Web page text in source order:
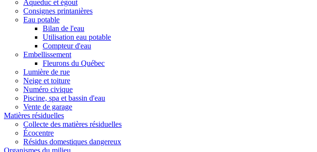
Aqueduc et égout
Consignes printanières
Eau potable
Bilan de l'eau
Utilisation eau potable
Compteur d'eau
Embellissement
Fleurons du Québec
Lumière de rue
Neige et toiture
Numéro civique
Piscine, spa et bassin d'eau
Vente de garage
Matières résiduelles
Collecte des matières résiduelles
Écocentre
Résidus domestiques dangereux
Organismes du milieu